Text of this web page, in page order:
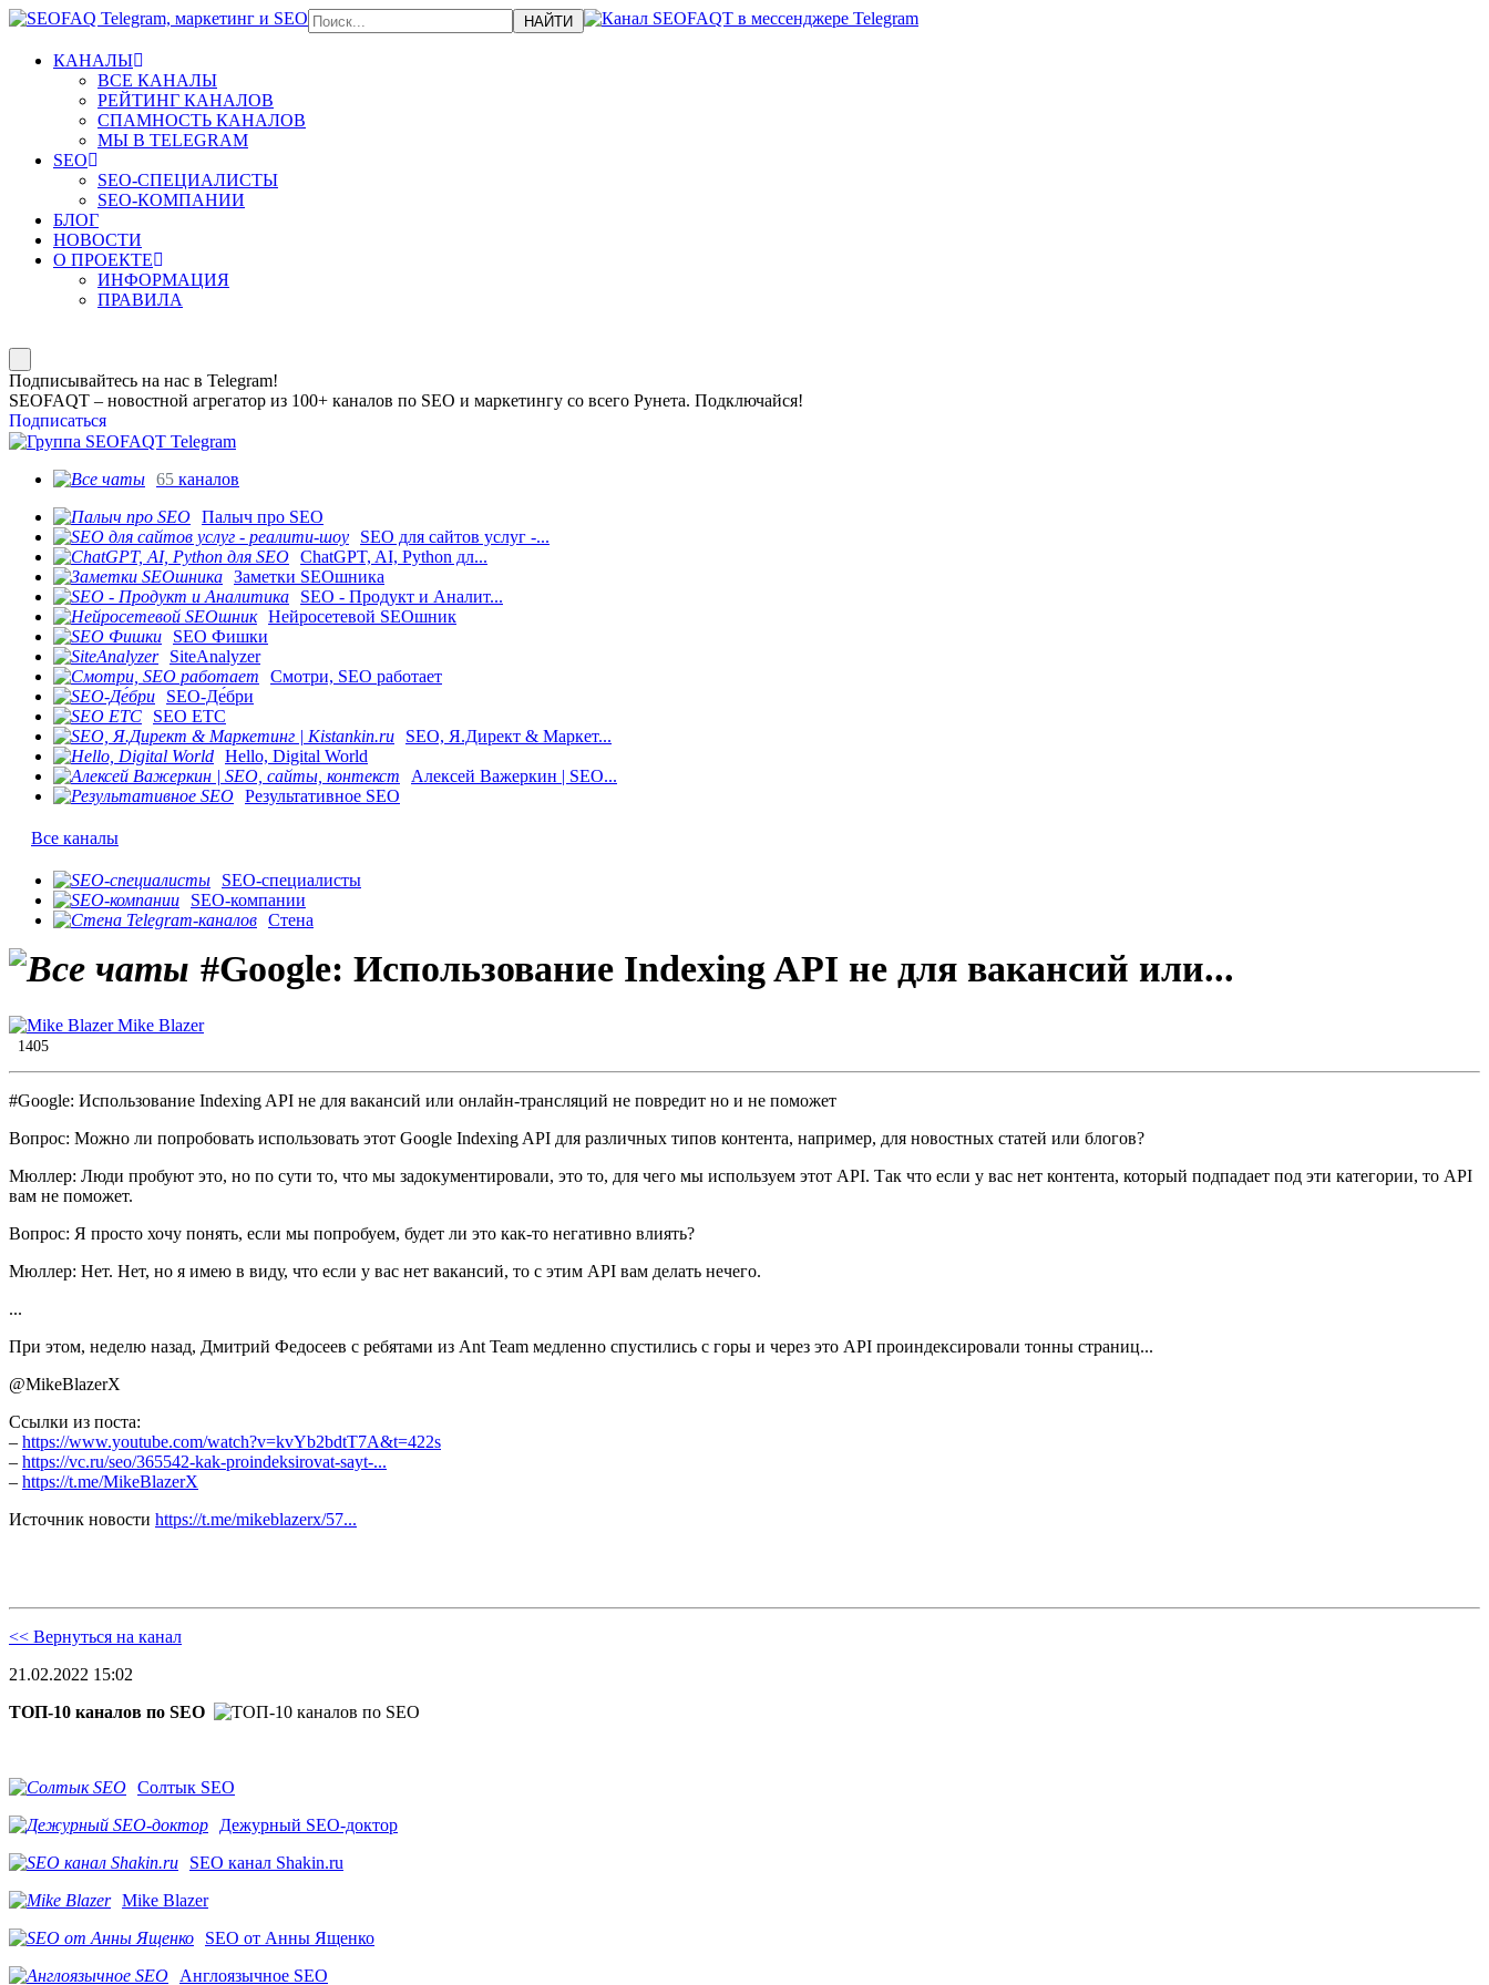
КАНАЛЫ
ВСЕ КАНАЛЫ
РЕЙТИНГ КАНАЛОВ
СПАМНОСТЬ КАНАЛОВ
МЫ В TELEGRAM
SEO
SEO-СПЕЦИАЛИСТЫ
SEO-КОМПАНИИ
БЛОГ
НОВОСТИ
О ПРОЕКТЕ
ИНФОРМАЦИЯ
ПРАВИЛА
Подписывайтесь на нас в Telegram!
SEOFAQT – новостной агрегатор из 100+ каналов по SEO и маркетингу со всего Рунета. Подключайся!
Подписаться
65 каналов
Палыч про SEO
SEO для сайтов услуг -...
ChatGPT, AI, Python дл...
Заметки SEOшника
SEO - Продукт и Аналит...
Нейросетевой SEOшник
SEO Фишки
SiteAnalyzer
Смотри, SEO работает
SEO-Де́бри
SEO ETC
SEO, Я.Директ & Маркет...
Hello, Digital World
Алексей Важеркин | SEO...
Результативное SEO
Все каналы
SEO-специалисты
SEO-компании
Стена
#Google: Использование Indexing API не для вакансий или...
Mike Blazer
1405
#Google: Использование Indexing API не для вакансий или онлайн-трансляций не повредит но и не поможет
Вопрос: Можно ли попробовать использовать этот Google Indexing API для различных типов контента, например, для новостных статей или блогов?
Мюллер: Люди пробуют это, но по сути то, что мы задокументировали, это то, для чего мы используем этот API. Так что если у вас нет контента, который подпадает под эти категории, то API
вам не поможет.
Вопрос: Я просто хочу понять, если мы попробуем, будет ли это как-то негативно влиять?
Мюллер: Нет. Нет, но я имею в виду, что если у вас нет вакансий, то с этим API вам делать нечего.
...
При этом, неделю назад, Дмитрий Федосеев с ребятами из Ant Team медленно спустились с горы и через это API проиндексировали тонны страниц...
@MikeBlazerX
Ссылки из поста:
– https://www.youtube.com/watch?v=kvYb2bdtT7A&t=422s
– https://vc.ru/seo/365542-kak-proindeksirovat-sayt-...
– https://t.me/MikeBlazerX
Источник новости https://t.me/mikeblazerx/57...
<< Вернуться на канал
21.02.2022 15:02
ТОП-10 каналов по SEO
Солтык SEO
Дежурный SEO-доктор
SEO канал Shakin.ru
Mike Blazer
SEO от Анны Ященко
Англоязычное SEO